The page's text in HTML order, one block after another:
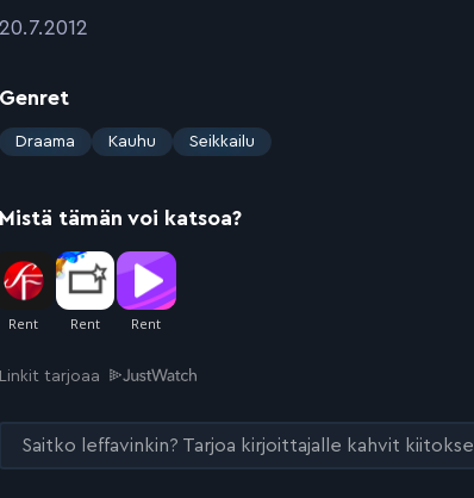
:20.7.2012
Genret
:
Draama Kauhu Seikkailu
Mistä tämän voi katsoa?
Linkit tarjoaa
Saitko leffavinkin? Tarjoa kirjoittajalle kahvit